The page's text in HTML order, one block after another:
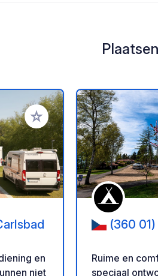
Voeg toe aan je favorieten
en
niet
(360
Ruime en
speciaal